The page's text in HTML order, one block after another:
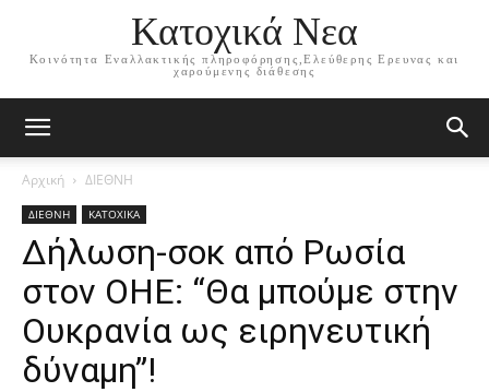
Κατοχικά Νεα
Κοινότητα Εναλλακτικής πληροφόρησης,Ελεύθερης Ερευνας και
χαρούμενης διάθεσης
Αρχική ΔΙΕΘΝΗ
ΔΙΕΘΝΗ ΚΑΤΟΧΙΚΑ
Δήλωση-σοκ από Ρωσία
στον ΟΗΕ: “Θα μπούμε στην
Ουκρανία ως ειρηνευτική
δύναμη”!